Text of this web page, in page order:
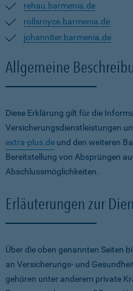
rehau.barmenia.de
rollsroyce.barmenia.de
johanniter.barmenia.de
Allgemeine
Diese Erklärung gilt für die
Versicherungsdienstleistungen
extra-plus.de und den weiteren
Bereitstellung von Absprüngen
Abschlussmöglichkeiten.
Erläuterungen zur
Über die oben genannten Seiten
an Versicherungs- und
gehören unter anderem private